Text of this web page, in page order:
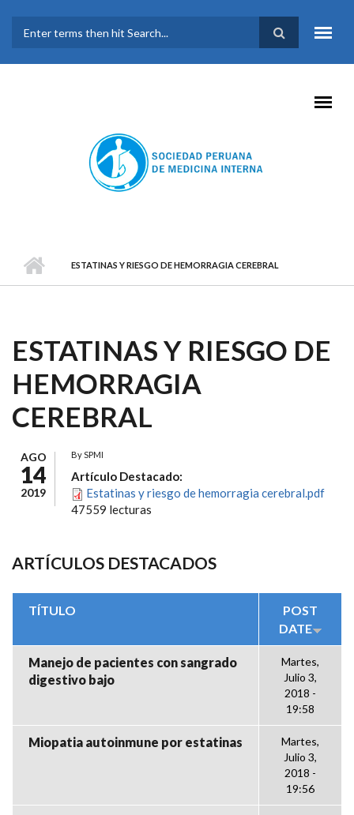
FORMULARIO DE
BÚSQUEDA
ESTATINAS Y RIESGO DE HEMORRAGIA CEREBRAL
ESTATINAS Y RIESGO DE
HEMORRAGIA
CEREBRAL
AGO
14
2019
BySPMI
Artículo Destacado:
Estatinas y riesgo de hemorragia cerebral.pdf
47559 lecturas
ARTÍCULOS DESTACADOS
TÍTULO
POST
DATE
Manejo de pacientes con sangrado
digestivo bajo
Martes,
Julio 3,
2018 -
19:58
Miopatia autoinmune por estatinas
Martes,
Julio 3,
2018 -
19:56